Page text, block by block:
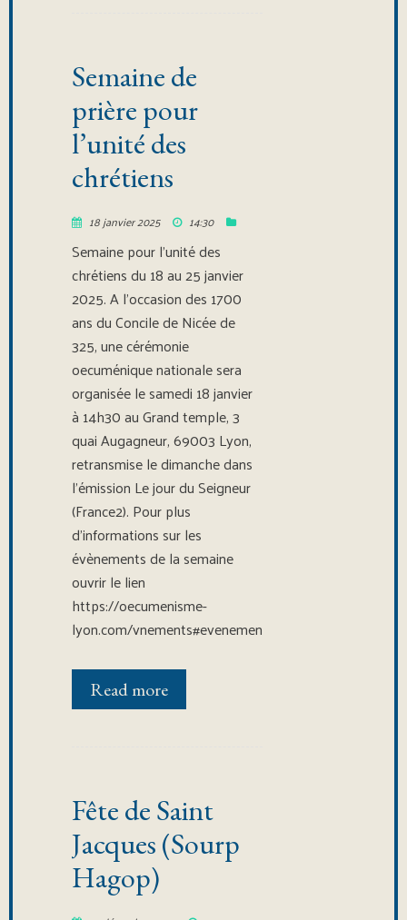
Semaine de
prière pour
l’unité des
chrétiens
18 janvier 2025 14:30
Semaine pour l’unité des
chrétiens du 18 au 25 janvier
2025. A l’occasion des 1700
ans du Concile de Nicée de
325, une cérémonie
oecuménique nationale sera
organisée le samedi 18 janvier
à 14h30 au Grand temple, 3
quai Augagneur, 69003 Lyon,
retransmise le dimanche dans
l’émission Le jour du Seigneur
(France2). Pour plus
d’informations sur les
évènements de la semaine
ouvrir le lien
https://oecumenisme-
lyon.com/vnements#evenements
Read more
Fête de Saint
Jacques (Sourp
Hagop)